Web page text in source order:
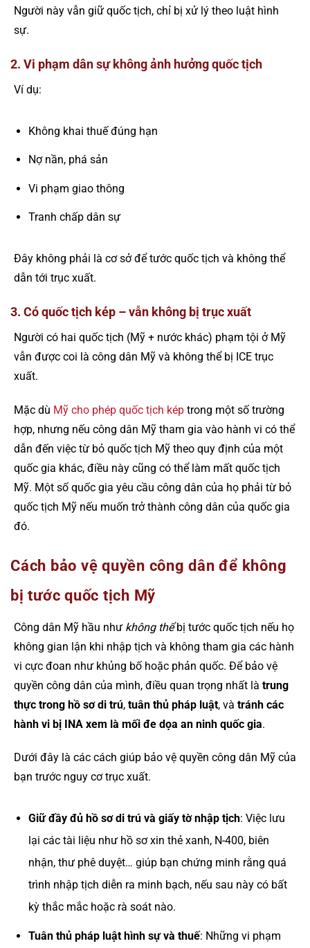
Người này vẫn giữ quốc tịch, chỉ bị xử lý theo luật hình
sự.
2. Vi phạm dân sự không ảnh hưởng quốc tịch
Ví dụ:
Không khai thuế đúng hạn
Nợ nần, phá sản
Vi phạm giao thông
Tranh chấp dân sự
Đây không phải là cơ sở để tước quốc tịch và không thể
dẫn tới trục xuất.
3. Có quốc tịch kép – vẫn không bị trục xuất
Người có hai quốc tịch (Mỹ + nước khác) phạm tội ở Mỹ
vẫn được coi là công dân Mỹ và không thể bị ICE trục
xuất.
Mặc dù Mỹ cho phép quốc tịch kép trong một số trường
hợp, nhưng nếu công dân Mỹ tham gia vào hành vi có thể
dẫn đến việc từ bỏ quốc tịch Mỹ theo quy định của một
quốc gia khác, điều này cũng có thể làm mất quốc tịch
Mỹ. Một số quốc gia yêu cầu công dân của họ phải từ bỏ
quốc tịch Mỹ nếu muốn trở thành công dân của quốc gia
đó.
Cách bảo vệ quyền công dân để không
bị tước quốc tịch Mỹ
Công dân Mỹ hầu như không thểbị tước quốc tịch nếu họ
không gian lận khi nhập tịch và không tham gia các hành
vi cực đoan như khủng bố hoặc phản quốc. Để bảo vệ
quyền công dân của mình, điều quan trọng nhất là trung
thực trong hồ sơ di trú, tuân thủ pháp luật, và tránh các
hành vi bị INA xem là mối đe dọa an ninh quốc gia.
Dưới đây là các cách giúp bảo vệ quyền công dân Mỹ của
bạn trước nguy cơ trục xuất.
Giữ đầy đủ hồ sơ di trú và giấy tờ nhập tịch: Việc lưu
lại các tài liệu như hồ sơ xin thẻ xanh, N-400, biên
nhận, thư phê duyệt… giúp bạn chứng minh rằng quá
trình nhập tịch diễn ra minh bạch, nếu sau này có bất
kỳ thắc mắc hoặc rà soát nào.
Tuân thủ pháp luật hình sự và thuế: Những vi phạm